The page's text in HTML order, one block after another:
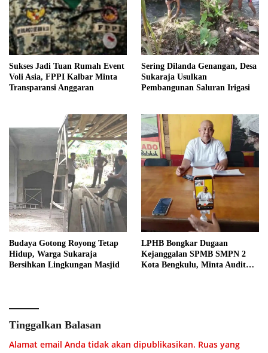
Sukses Jadi Tuan Rumah Event
Voli Asia, FPPI Kalbar Minta
Transparansi Anggaran
Sering Dilanda Genangan, Desa
Sukaraja Usulkan
Pembangunan Saluran Irigasi
Budaya Gotong Royong Tetap
Hidup, Warga Sukaraja
Bersihkan Lingkungan Masjid
LPHB Bongkar Dugaan
Kejanggalan SPMB SMPN 2
Kota Bengkulu, Minta Audit
Tinggalkan Balasan
Alamat email Anda tidak akan dipublikasikan. Ruas yang